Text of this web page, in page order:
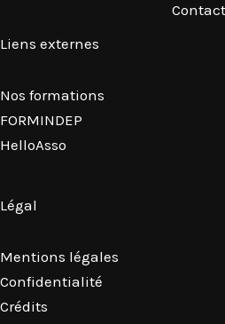
Contact
Liens externes
Nos formations
FORMINDEP
HelloAsso
Légal
Mentions légales
Confidentialité
Crédits